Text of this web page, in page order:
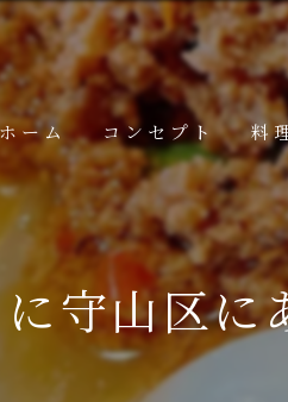
ホーム コンセプト 料
守山区